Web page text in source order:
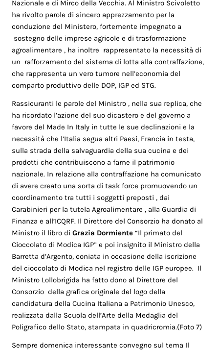
Nazionale e di Mirco della Vecchia. Al Ministro Scivoletto
ha rivolto parole di sincero apprezzamento per la
conduzione del Ministero, fortemente impegnato a
sostegno delle imprese agricole e di trasformazione
agroalimentare , ha inoltre rappresentato la necessità di
un rafforzamento del sistema di lotta alla contraffazione,
che rappresenta un vero tumore nell’economia del
comparto produttivo delle DOP, IGP ed STG.
Rassicuranti le parole del Ministro , nella sua replica, che
ha ricordato l’azione del suo dicastero e del governo a
favore del Made In Italy in tutte le sue declinazioni e la
necessità che l’Italia segua altri Paesi, Francia in testa,
sulla strada della salvaguardia della sua cucina e dei
prodotti che contribuiscono a farne il patrimonio
nazionale. In relazione alla contraffazione ha comunicato
di avere creato una sorta di task force promuovendo un
coordinamento tra tutti i soggetti preposti , dai
Carabinieri per la tutela Agroalimentare , alla Guardia di
Finanza e all’ICQRF. Il Direttore del Consorzio ha donato al
Ministro il libro diGrazia Dormiente “Il primato del
Cioccolato di Modica IGP” e poi insignito il Ministro della
Barretta d’Argento, coniata in occasione della iscrizione
del cioccolato di Modica nel registro delle IGP europee. Il
Ministro Lollobrigida ha fatto dono al Direttore del
Consorzio della grafica originale del logo della
candidatura della Cucina Italiana a Patrimonio Unesco,
realizzata dalla Scuola dell’Arte della Medaglia del
Poligrafico dello Stato, stampata in quadricromia.(Foto 7)
Sempre domenica interessante convegno sul tema Il